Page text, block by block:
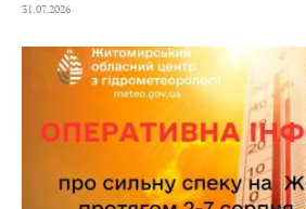
31.07.2026